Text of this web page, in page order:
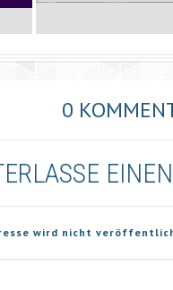
0
wird nicht